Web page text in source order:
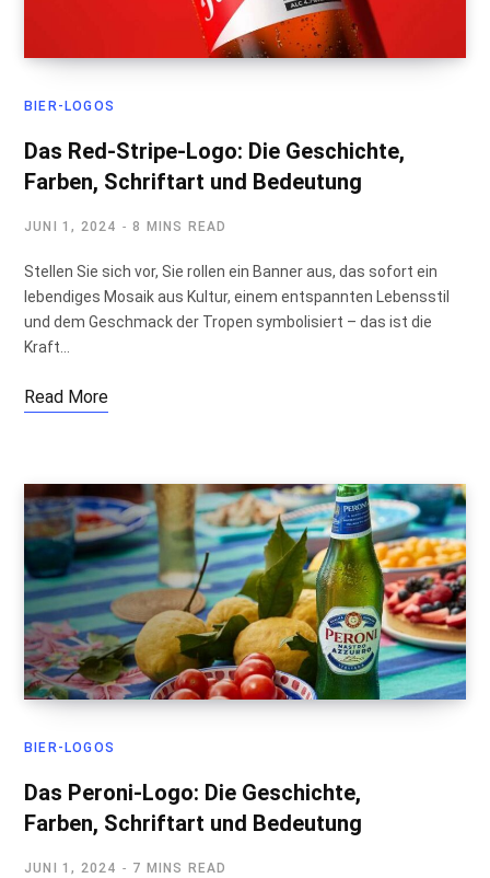
BIER-LOGOS
Das Red-Stripe-Logo: Die Geschichte,
Farben, Schriftart und Bedeutung
JUNI 1, 2024 8 MINS READ
Stellen Sie sich vor, Sie rollen ein Banner aus, das sofort ein
lebendiges Mosaik aus Kultur, einem entspannten Lebensstil
und dem Geschmack der Tropen symbolisiert – das ist die
Kraft…
Read More
BIER-LOGOS
Das Peroni-Logo: Die Geschichte,
Farben, Schriftart und Bedeutung
JUNI 1, 2024 7 MINS READ